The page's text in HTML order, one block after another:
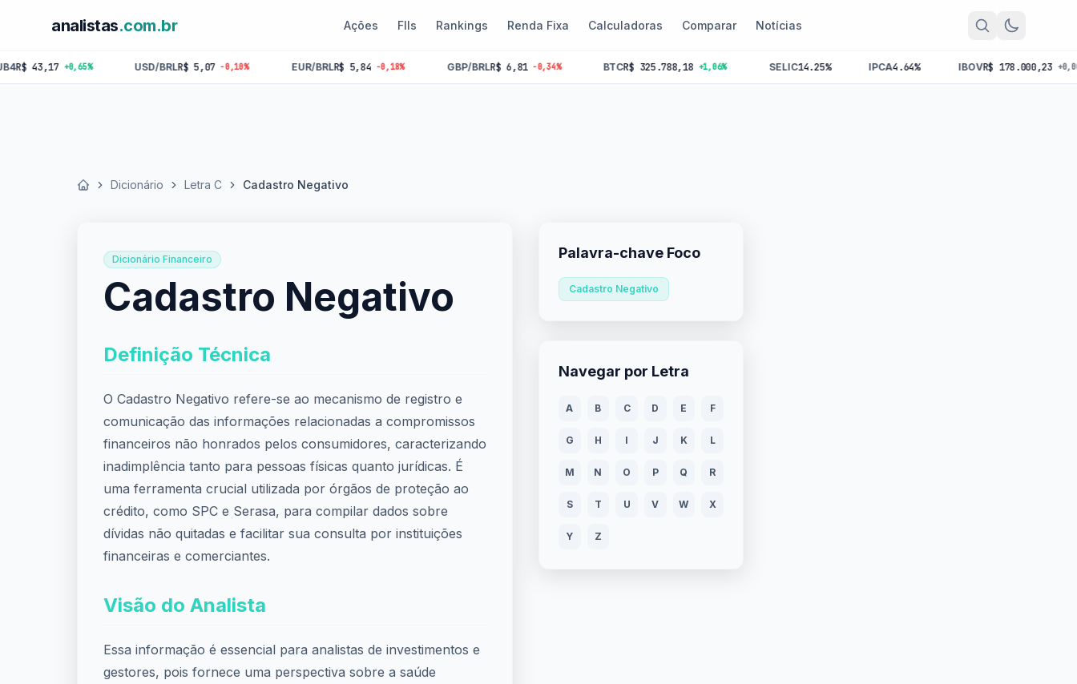
analistas.com.br Ações FIIs Rankings Renda Fixa Calculadoras Comparar Notícias
+0,65% USD/BRLR$ 5,07 -0,10% EUR/BRLR$ 5,84 -0,18% GBP/BRLR$ 6,81 -0,34% R$ 325.788,18 +1,06% 14.25% IPCA 4.64% IBOV R$ 178.000,23 +0,00%
Início Dicionário Letra C Cadastro Negativo
Dicionário Financeiro
Cadastro Negativo
Definição Técnica
O Cadastro Negativo refere-se ao mecanismo de registro e
comunicação das informações relacionadas a compromissos
financeiros não honrados pelos consumidores, caracterizando
inadimplência tanto para pessoas físicas quanto jurídicas. É
uma ferramenta crucial utilizada por órgãos de proteção ao
crédito, como SPC e Serasa, para compilar dados sobre
dívidas não quitadas e facilitar sua consulta por instituições
financeiras e comerciantes.
Visão do Analista
Essa informação é essencial para analistas de investimentos e
gestores, pois fornece uma perspectiva sobre a saúde
Palavra-chave Foco
Cadastro Negativo
Navegar por Letra
A B C D E F
G H I J K L
M N O P Q R
S T U V W X
Y Z